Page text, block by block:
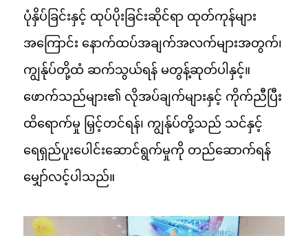
ပုံနှိပ်ခြင်းနှင့် ထုပ်ပိုးခြင်းဆိုင်ရာ ထုတ်ကုန်များ
အကြောင်း နောက်ထပ်အချက်အလက်များအတွက်၊
ကျွန်ုပ်တို့ထံ ဆက်သွယ်ရန် မတွန့်ဆုတ်ပါနှင့်။
ဖောက်သည်များ၏ လိုအပ်ချက်များနှင့် ကိုက်ညီပြီး
ထိရောက်မှု မြှင့်တင်ရန်၊ ကျွန်ုပ်တို့သည် သင်နှင့်
ရေရှည်ပူးပေါင်းဆောင်ရွက်မှုကို တည်ဆောက်ရန်
မျှော်လင့်ပါသည်။